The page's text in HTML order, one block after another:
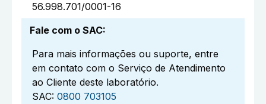
56.998.701/0001-16
Fale com o SAC:
Para mais informações ou suporte, entre
em contato com o Serviço de Atendimento
ao Cliente deste laboratório.
SAC: 0800 703105